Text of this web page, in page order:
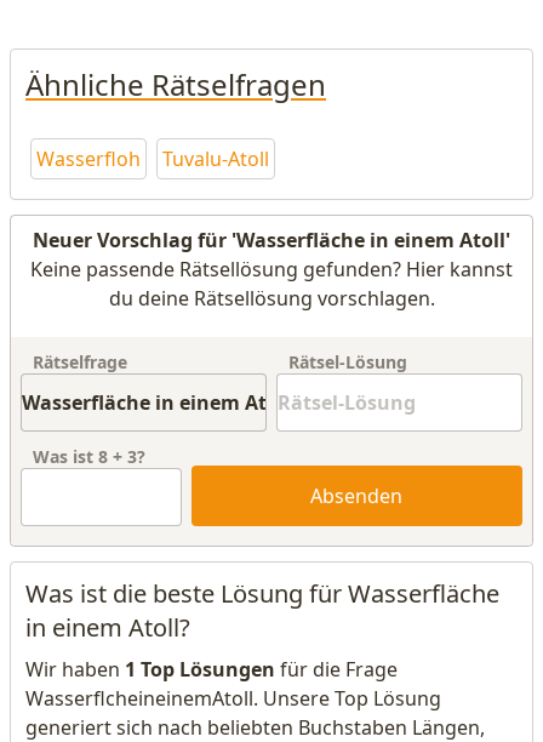
Ähnliche Rätselfragen
Wasserfloh Tuvalu-Atoll
Neuer Vorschlag für 'Wasserfläche in einem Atoll'
Keine passende Rätsellösung gefunden? Hier kannst
du deine Rätsellösung vorschlagen.
Rätselfrage Rätsel-Lösung
Was ist 8 + 3?
Absenden
Was ist die beste Lösung für Wasserfläche
in einem Atoll?
Wir haben 1 Top Lösungen für die Frage
WasserflcheineinemAtoll. Unsere Top Lösung
generiert sich nach beliebten Buchstaben Längen,